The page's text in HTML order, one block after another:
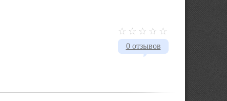
0 отзывов